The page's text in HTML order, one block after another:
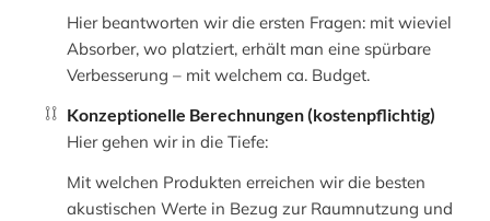
Hier beantworten wir die ersten Fragen: mit wieviel
Absorber, wo platziert, erhält man eine spürbare
Verbesserung – mit welchem ca. Budget.
Konzeptionelle Berechnungen (kostenpflichtig)
Hier gehen wir in die Tiefe:
Mit welchen Produkten erreichen wir die besten
akustischen Werte in Bezug zur Raumnutzung und